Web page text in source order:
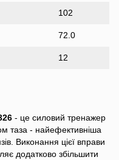
102
72.0
12
- це силовий тренажер
таза - найефективніша
Виконання цієї вправи
додатково збільшити